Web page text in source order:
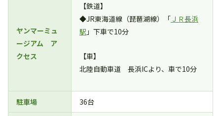
ヤンマーミュ
ージアム ア
クセス
【鉄道】
◆JR東海道線（琵琶湖線）「 ＪＲ長浜
駅 」下車で10分
【車】
北陸自動車道 長浜ICより、車で10分
駐車場 36台